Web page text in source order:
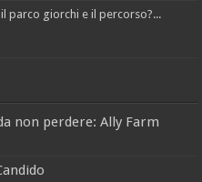
parco giorchi e il percorso?...
non perdere: Ally Farm